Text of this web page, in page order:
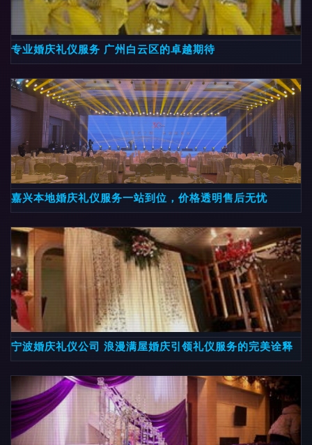
专业婚庆礼仪服务 广州白云区的卓越期待
嘉兴本地婚庆礼仪服务一站到位，价格透明售后无忧
宁波婚庆礼仪公司 浪漫满屋婚庆引领礼仪服务的完美诠释